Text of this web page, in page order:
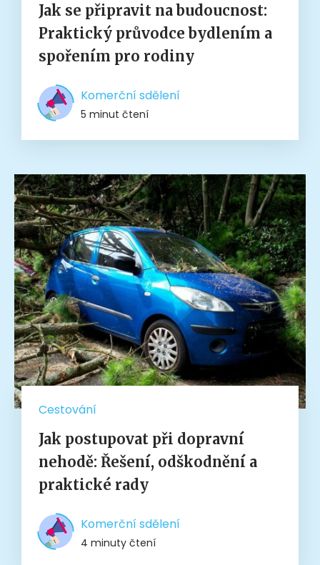
Jak se připravit na budoucnost:
Praktický průvodce bydlením a
spořením pro rodiny
Komerční sdělení
5 minut čtení
Cestování
Jak postupovat při dopravní
nehodě: Řešení, odškodnění a
praktické rady
Komerční sdělení
4 minuty čtení